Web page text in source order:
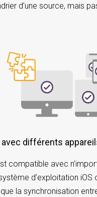
d’une source, mais
avec différents
compatible avec
d’exploitation iOS
la synchronisation